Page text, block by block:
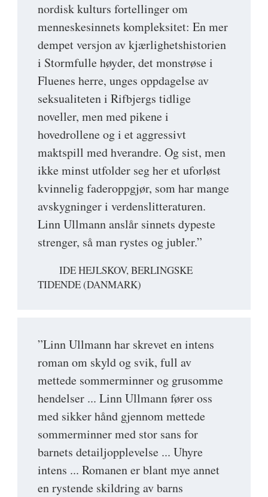
nordisk kulturs fortellinger om
menneskesinnets kompleksitet: En mer
dempet versjon av kjærlighetshistorien
i Stormfulle høyder, det monstrøse i
Fluenes herre, unges oppdagelse av
seksualiteten i Rifbjergs tidlige
noveller, men med pikene i
hovedrollene og i et aggressivt
maktspill med hverandre. Og sist, men
ikke minst utfolder seg her et uforløst
kvinnelig faderoppgjør, som har mange
avskygninger i verdenslitteraturen.
Linn Ullmann anslår sinnets dypeste
strenger, så man rystes og jubler.”
IDE HEJLSKOV, BERLINGSKE
TIDENDE (DANMARK)
”Linn Ullmann har skrevet en intens
roman om skyld og svik, full av
mettede sommerminner og grusomme
hendelser ... Linn Ullmann fører oss
med sikker hånd gjennom mettede
sommerminner med stor sans for
barnets detailjopplevelse ... Uhyre
intens ... Romanen er blant mye annet
en rystende skildring av barns